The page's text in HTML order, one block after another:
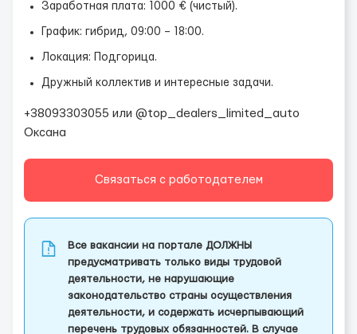
Заработная плата: 1000 € (чистый).
График: гибрид, 09:00 – 18:00.
Локация: Подгорица.
Дружный коллектив и интересные задачи.
+38093303055 или @top_dealers_limited_auto
Оксана
Связаться с работодателем
Все вакансии на портале ДОЛЖНЫ
предусматривать только виды трудовой
деятельности, не нарушающие
законодательство страны осуществления
деятельности, и содержать исчерпывающий
перечень трудовых обязанностей. В случае